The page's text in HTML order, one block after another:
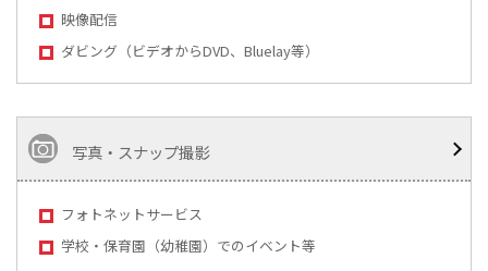
映像配信
ダビング（ビデオからDVD、Bluelay等）
写真・スナップ撮影
フォトネットサービス
学校・保育園（幼稚園）でのイベント等